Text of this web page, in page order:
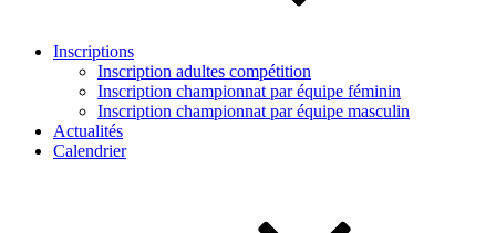
Inscriptions
Inscription adultes compétition
Inscription championnat par équipe féminin
Inscription championnat par équipe masculin
Actualités
Calendrier